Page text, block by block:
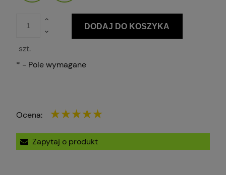
szt.
DODAJ DO KOSZYKA
* - Pole wymagane
Ocena:
Zapytaj o produkt